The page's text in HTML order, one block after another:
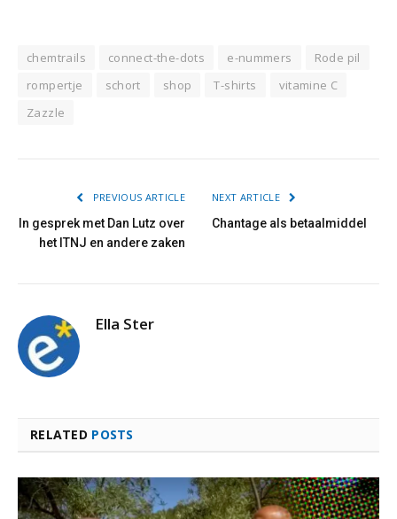
chemtrails connect-the-dots e-nummers
Rode pil
rompertje
schort shop T-shirts
vitamine C
Zazzle
PREVIOUS ARTICLE
In gesprek met Dan Lutz over
het ITNJ en andere zaken
NEXT ARTICLE
Chantage als betaalmiddel
Ella Ster
RELATED POSTS